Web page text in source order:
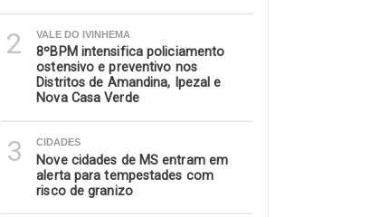
2 VALE DO IVINHEMA
8ºBPM intensifica policiamento
ostensivo e preventivo nos
Distritos de Amandina, Ipezal e
Nova Casa Verde
3 CIDADES
Nove cidades de MS entram em
alerta para tempestades com
risco de granizo